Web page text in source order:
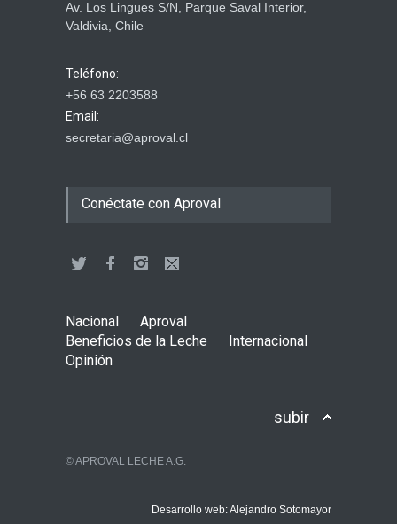
Av. Los Lingues S/N, Parque Saval Interior,
Valdivia, Chile
Teléfono:
+56 63 2203588
Email:
secretaria@aproval.cl
Conéctate con Aproval
Nacional
Aproval
Beneficios de la Leche
Internacional
Opinión
subir
© APROVAL LECHE A.G.
Desarrollo web: Alejandro Sotomayor